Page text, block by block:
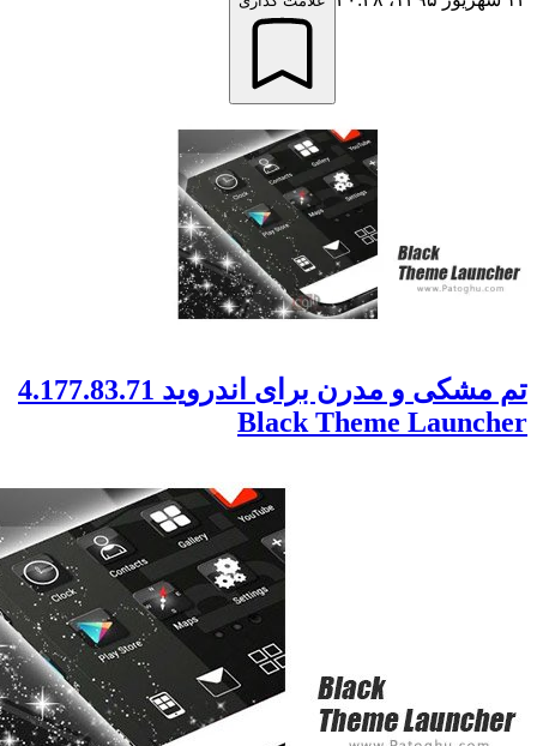
تم مشکی و مدرن برای اندروید 4.177.83.71
Black Theme